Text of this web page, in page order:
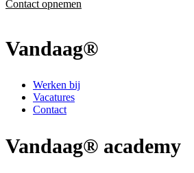
Contact opnemen
Vandaag®
Werken bij
Vacatures
Contact
Vandaag® academy